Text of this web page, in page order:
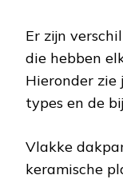
Er zijn
die hebben
Hieronder zie
types en de
Vlakke
keramische